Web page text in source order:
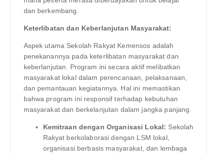
dan berkembang.
Keterlibatan dan Keberlanjutan Masyarakat:
Aspek utama Sekolah Rakyat Kemensos adalah
penekanannya pada keterlibatan masyarakat dan
keberlanjutan. Program ini secara aktif melibatkan
masyarakat lokal dalam perencanaan, pelaksanaan,
dan pemantauan kegiatannya. Hal ini memastikan
bahwa program ini responsif terhadap kebutuhan
masyarakat dan berkelanjutan dalam jangka panjang.
Kemitraan dengan Organisasi Lokal: Sekolah
Rakyat berkolaborasi dengan LSM lokal,
organisasi berbasis masyarakat, dan lembaga